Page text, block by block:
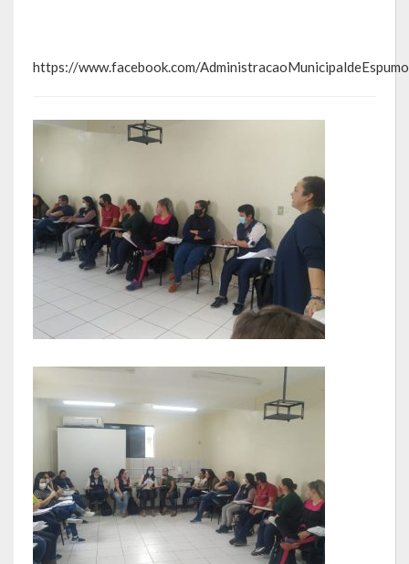
Cultura e Turismo
Hospedagem
PUB
Calendário de Eventos
Galeria de Fotos
Contratos | Atas | Aditivos
Editais de Licitação
Parcerias | Patrocínio | Fomento | Colaboração | Convênios
https://www.facebook.com/